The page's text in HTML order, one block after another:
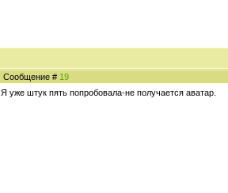
Сообщение # 19
уже штук пять попробовала-не получается аватар.